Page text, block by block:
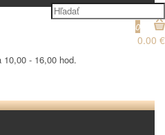
0
0.00 €
- 16,00 hod.